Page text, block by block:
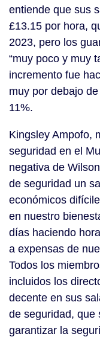
entiende que sus
£13.15 por hora,
2023, pero los
“muy poco y muy
incremento fue
muy por debajo
11%.
Kingsley Ampofo,
seguridad en el
negativa de
de seguridad un
económicos
en nuestro
días haciendo
a expensas de
Todos los
incluidos los
decente en sus
de seguridad, que
garantizar la